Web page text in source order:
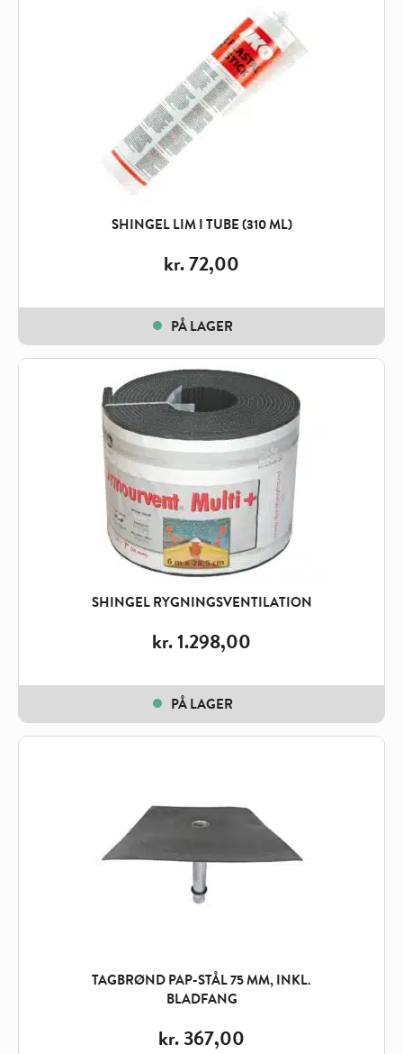
SHINGEL LIM I TUBE (310 ML)
kr.72,00
PÅ LAGER
SHINGEL RYGNINGSVENTILATION
kr.1.298,00
PÅ LAGER
TAGBRØND PAP-STÅL 75 MM, INKL.
BLADFANG
kr.367,00